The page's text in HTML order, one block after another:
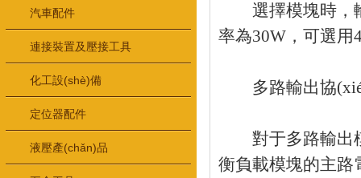
汽車配件
連接裝置及壓接工具
化工設(shè)備
定位器配件
液壓產(chǎn)品
選擇模塊時，輸
率為30W，可選用
多路輸出協
對于多路輸出模
衡負載模塊的主路